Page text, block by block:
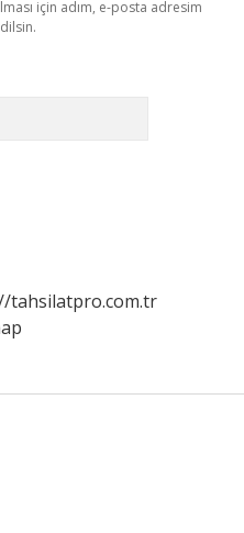
için adım, e-posta adresim
tahsilatpro.com.tr